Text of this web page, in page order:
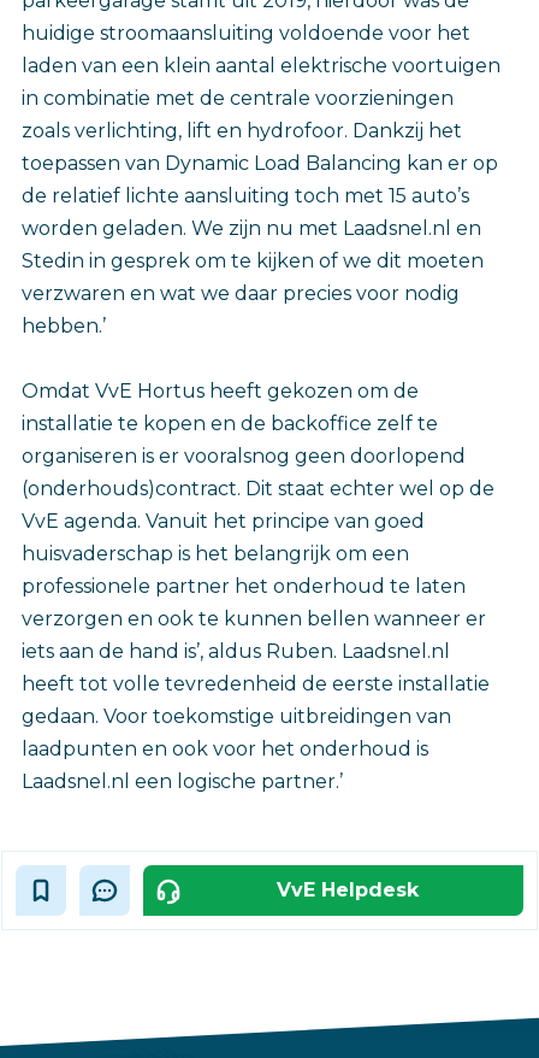
huidige stroomaansluiting voldoende voor het
laden van een klein aantal elektrische voortuigen
in combinatie met de centrale voorzieningen
zoals verlichting, lift en hydrofoor. Dankzij het
toepassen van Dynamic Load Balancing kan er op
de relatief lichte aansluiting toch met 15 auto’s
worden geladen. We zijn nu met Laadsnel.nl en
Stedin in gesprek om te kijken of we dit moeten
verzwaren en wat we daar precies voor nodig
hebben.’
Omdat VvE Hortus heeft gekozen om de
installatie te kopen en de backoffice zelf te
organiseren is er vooralsnog geen doorlopend
(onderhouds)contract. Dit staat echter wel op de
VvE agenda. Vanuit het principe van goed
huisvaderschap is het belangrijk om een
professionele partner het onderhoud te laten
verzorgen en ook te kunnen bellen wanneer er
iets aan de hand is’, aldus Ruben. Laadsnel.nl
heeft tot volle tevredenheid de eerste installatie
gedaan. Voor toekomstige uitbreidingen van
laadpunten en ook voor het onderhoud is
Laadsnel.nl een logische partner.’
VvE Helpdesk